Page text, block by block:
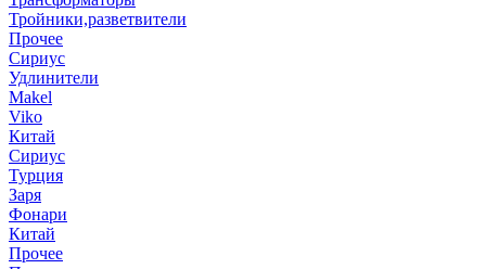
Тройники,разветвители
Прочее
Сириус
Удлинители
Makel
Viko
Китай
Сириус
Турция
Заря
Фонари
Китай
Прочее